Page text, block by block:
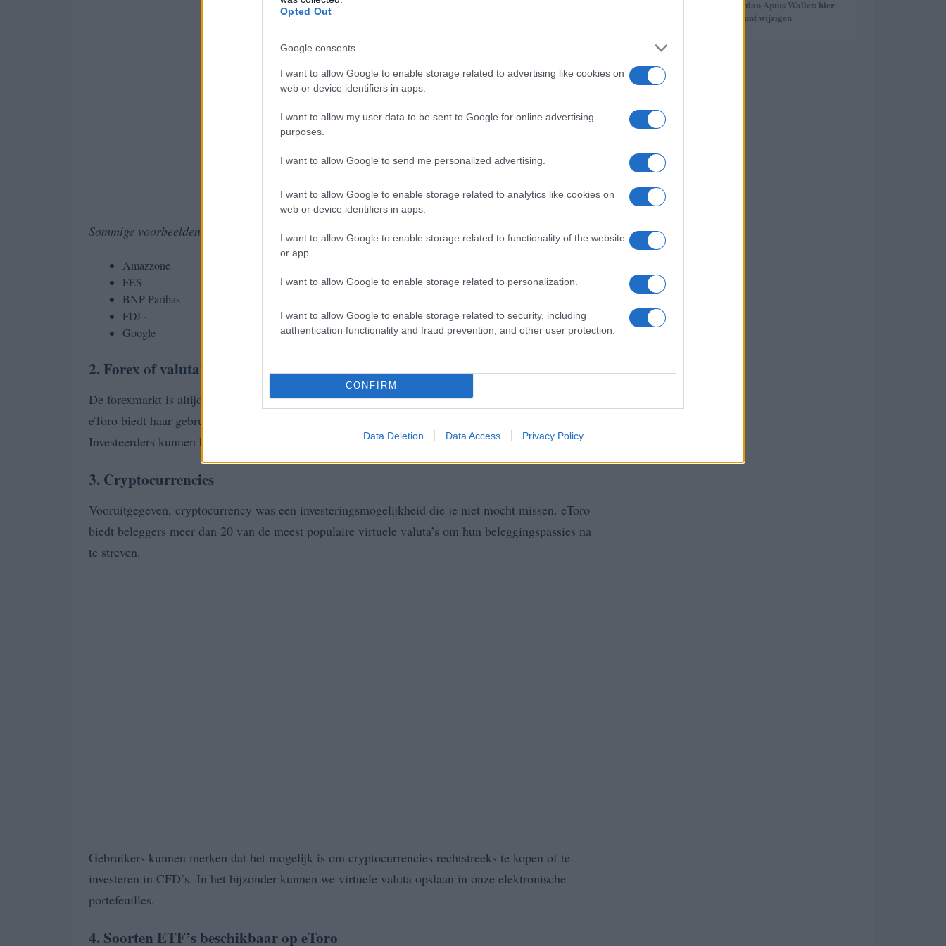
Opted Out
Google consents
I want to allow Google to enable storage related to advertising like cookies on
web or device identifiers in apps.
I want to allow my user data to be sent to Google for online advertising
purposes.
I want to allow Google to send me personalized advertising.
I want to allow Google to enable storage related to analytics like cookies on
web or device identifiers in apps.
I want to allow Google to enable storage related to functionality of the website
or app.
I want to allow Google to enable storage related to personalization.
I want to allow Google to enable storage related to security, including
authentication functionality and fraud prevention, and other user protection.
CONFIRM
Data Deletion Data Access Privacy Policy
Sommige voorbeelden van aandelen die op eToro kunnen worden verhandeld:
Amazzone
FES
BNP Paribas
FDJ ·
Google
2. Forex of valutaparen op eToro
De forexmarkt is altijd zeer actief, met een dagelijks handelsvolume van maximaal $ 5 biljoen.
eToro biedt haar gebruikers de mogelijkheid om maar liefst 50 valutaparen te verhandelen.
Investeerders kunnen bekende en minder populaire valutaparen vinden.
3. Cryptocurrencies
Vooruitgegeven, cryptocurrency was een investeringsmogelijkheid die je niet mocht missen. eToro
biedt beleggers meer dan 20 van de meest populaire virtuele valuta’s om hun beleggingspassies na
te streven.
Gebruikers kunnen merken dat het mogelijk is om cryptocurrencies rechtstreeks te kopen of te
investeren in CFD’s. In het bijzonder kunnen we virtuele valuta opslaan in onze elektronische
portefeuilles.
4. Soorten ETF’s beschikbaar op eToro
5
Wachtwoord Martian Aptos Wallet: hier
leest u hoe u het kunt wijzigen